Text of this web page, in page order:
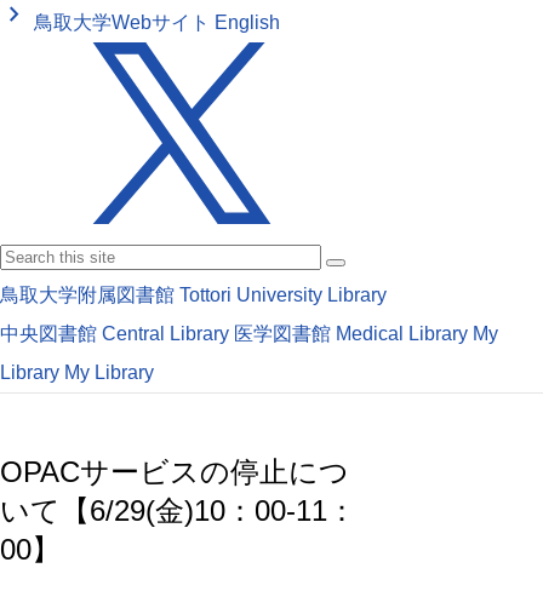
keyboard_arrow_right 鳥取大学Webサイト English
鳥取大学附属図書館 Tottori University Library
中央図書館 Central Library 医学図書館 Medical Library My
Library My Library
OPACサービスの停止につ
いて【6/29(金)10：00-11：
00】